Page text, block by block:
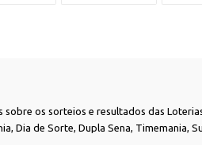
sobre os sorteios e resultados das
Dia de Sorte, Dupla Sena, Timemania,